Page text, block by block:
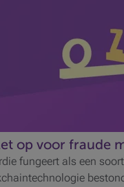
op voor fraude
fungeert als een